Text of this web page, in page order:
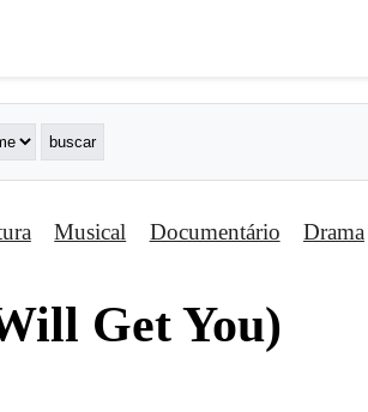
Musical Documentário Drama
Get You)